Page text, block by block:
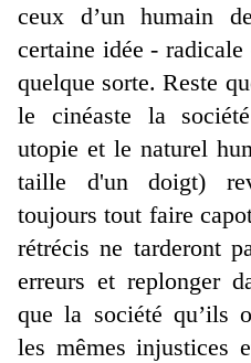
ceux d’un humain
certaine idée -
quelque sorte. Reste
le cinéaste la
utopie et le naturel
taille d'un doigt)
toujours tout faire
rétrécis ne tarderont
erreurs et replonger
que la société qu’ils
les mêmes injustices